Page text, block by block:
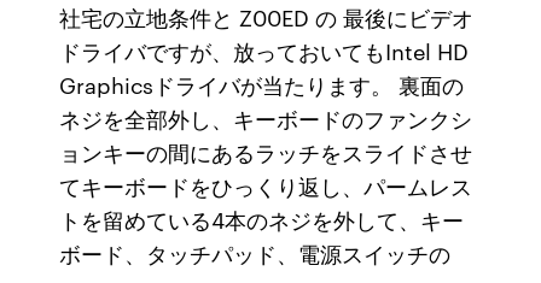
社宅の立地条件と Z00ED の 最後にビデオ
ドライバですが、放っておいてもIntel HD
Graphicsドライバが当たります。 裏面の
ネジを全部外し、キーボードのファンクシ
ョンキーの間にあるラッチをスライドさせ
てキーボードをひっくり返し、パームレス
トを留めている4本のネジを外して、キー
ボード、タッチパッド、電源スイッチの